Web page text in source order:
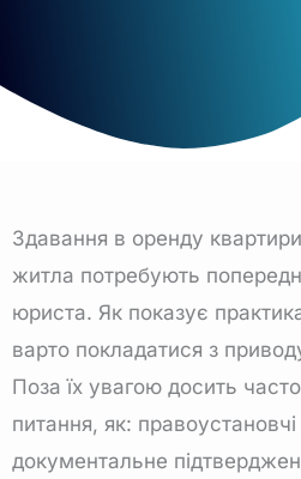
Здавання в оренду
житла потребують
юриста. Як показує
варто покладатися з
Поза їх увагою досить
питання, як:
документальне